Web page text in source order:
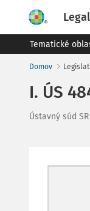
Tematické
Domov
I. ÚS
Ústavný súd